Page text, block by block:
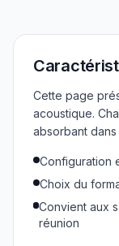
Cette page
acoustique.
absorbant
Configuration
Choix du
Convient aux
réunion